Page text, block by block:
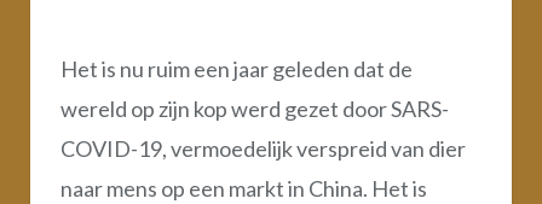
Het is nu ruim een jaar geleden dat de
wereld op zijn kop werd gezet door SARS-
COVID-19, vermoedelijk verspreid van dier
naar mens op een markt in China. Het is